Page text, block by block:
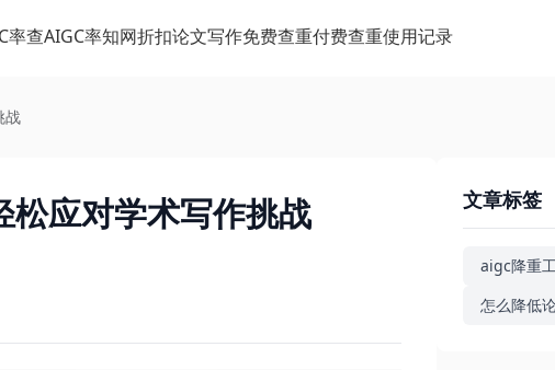
率查AIGC率知网折扣论文写作免费查重付费查重使用记录
战
应对学术写作挑战 文章标签
aigc降重
怎么降低